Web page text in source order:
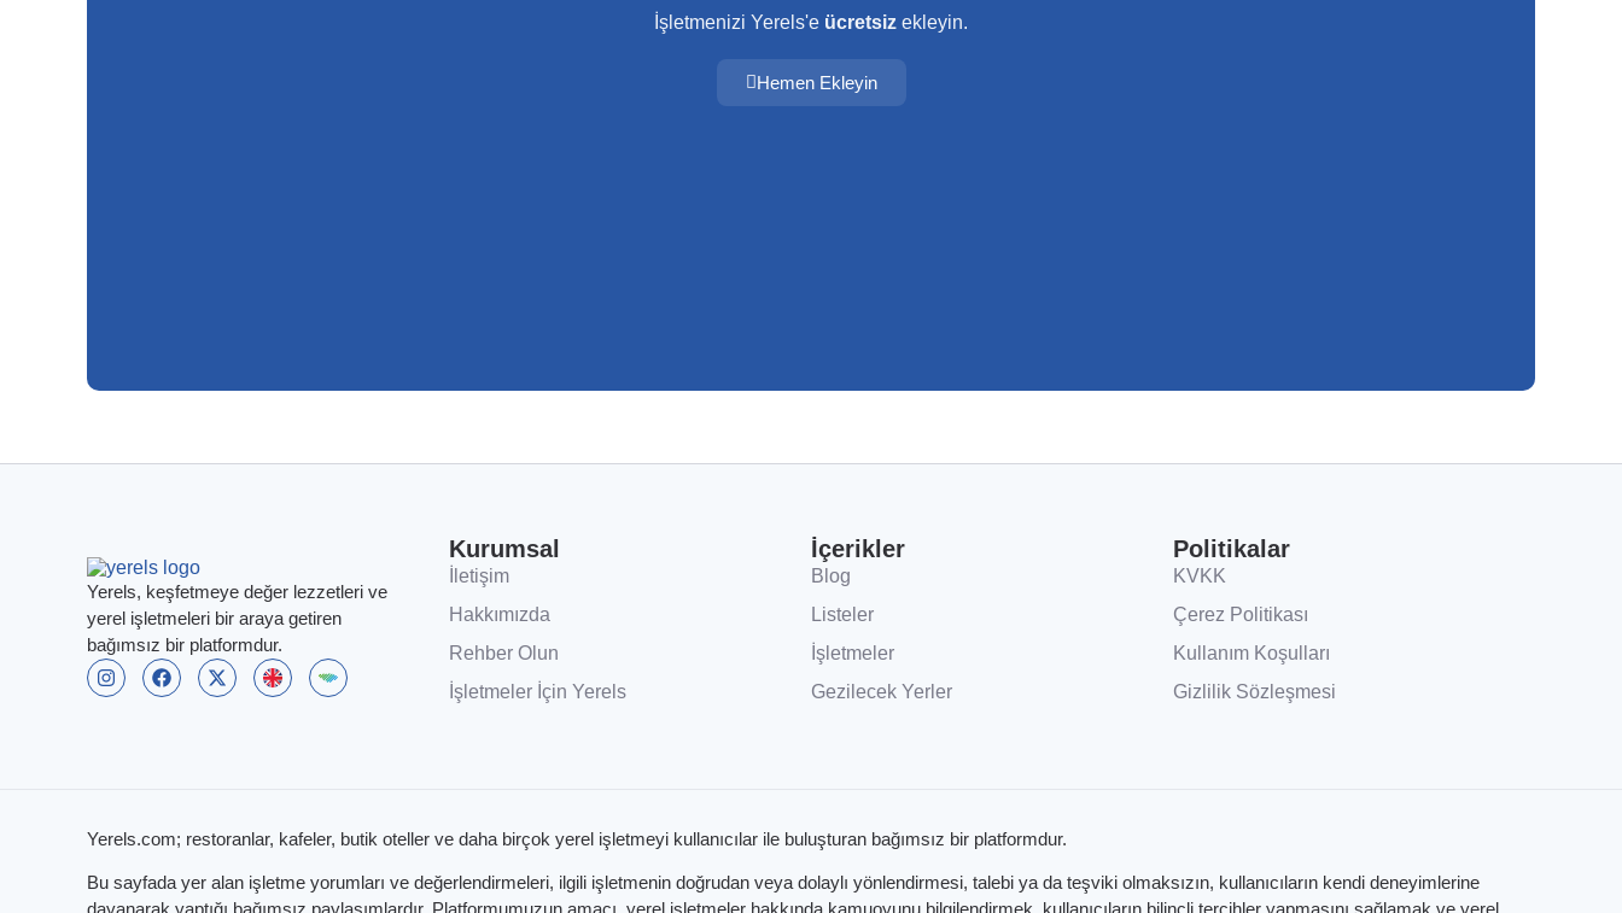
İşletmenizi Yerels'e ücretsiz ekleyin.
Hemen Ekleyin
Yerels, keşfetmeye değer lezzetleri ve
yerel işletmeleri bir araya getiren
bağımsız bir platformdur.
Kurumsal
İletişim
Hakkımızda
Rehber Olun
İşletmeler İçin Yerels
İçerikler
Blog
Listeler
İşletmeler
Gezilecek Yerler
Politikalar
KVKK
Çerez Politikası
Kullanım Koşulları
Gizlilik Sözleşmesi
Yerels.com; restoranlar, kafeler, butik oteller ve daha birçok yerel işletmeyi kullanıcılar ile buluşturan bağımsız bir platformdur.
Bu sayfada yer alan işletme yorumları ve değerlendirmeleri, ilgili işletmenin doğrudan veya dolaylı yönlendirmesi, talebi ya da teşviki olmaksızın, kullanıcıların kendi deneyimlerine